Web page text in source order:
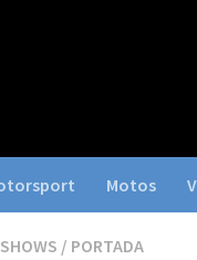
Motos
/ PORTADA